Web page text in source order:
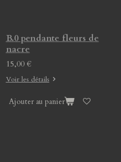
B.0 pendante fleurs de
nacre
15,00 €
Voir les détails
Ajouter au panier